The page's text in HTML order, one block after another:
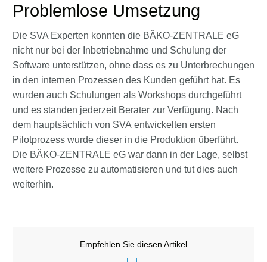
Problemlose Umsetzung
Die SVA Experten konnten die BÄKO-ZENTRALE eG
nicht nur bei der Inbetriebnahme und Schulung der
Software unterstützen, ohne dass es zu Unterbrechungen
in den internen Prozessen des Kunden geführt hat. Es
wurden auch Schulungen als Workshops durchgeführt
und es standen jederzeit Berater zur Verfügung. Nach
dem hauptsächlich von SVA entwickelten ersten
Pilotprozess wurde dieser in die Produktion überführt.
Die BÄKO-ZENTRALE eG war dann in der Lage, selbst
weitere Prozesse zu automatisieren und tut dies auch
weiterhin.
Empfehlen Sie diesen Artikel